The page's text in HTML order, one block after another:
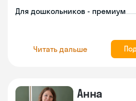
Для дошкольников - премиум
Читать дальше
Анна